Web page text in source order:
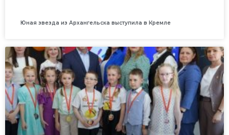
Юная звезда из Архангельска выступила в Кремле